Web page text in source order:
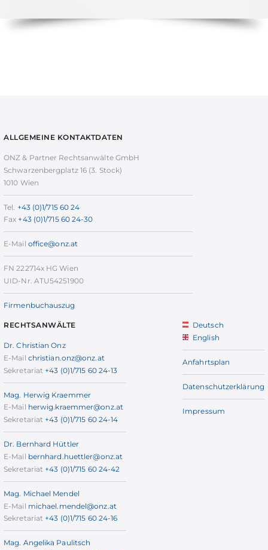
ALLGEMEINE KONTAKTDATEN
ONZ & Partner Rechtsanwälte GmbH
Schwarzenbergplatz 16 (3. Stock)
1010 Wien
Tel. +43 (0)1/715 60 24
Fax +43 (0)1/715 60 24-30
E-Mail office@onz.at
FN 222714x HG Wien
UID-Nr. ATU54251900
Firmenbuchauszug
RECHTSANWÄLTE
Dr. Christian Onz
E-Mail christian.onz@onz.at
Sekretariat +43 (0)1/715 60 24-13
Mag. Herwig Kraemmer
E-Mail herwig.kraemmer@onz.at
Sekretariat +43 (0)1/715 60 24-14
Dr. Bernhard Hüttler
E-Mail bernhard.huettler@onz.at
Sekretariat +43 (0)1/715 60 24-42
Mag. Michael Mendel
E-Mail michael.mendel@onz.at
Sekretariat +43 (0)1/715 60 24-16
Mag. Angelika Paulitsch
Deutsch
English
Anfahrtsplan
Datenschutzerklärung
Impressum